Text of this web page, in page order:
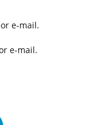
e-mail.
e-mail.